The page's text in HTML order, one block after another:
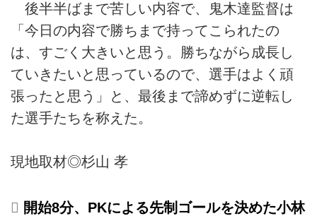
後半半ばまで苦しい内容で、鬼木達監督は
「今日の内容で勝ちまで持ってこられたの
は、すごく大きいと思う。勝ちながら成長し
ていきたいと思っているので、選手はよく頑
張ったと思う」と、最後まで諦めずに逆転し
た選手たちを称えた。
現地取材◎杉山 孝
開始8分、PKによる先制ゴールを決めた小林